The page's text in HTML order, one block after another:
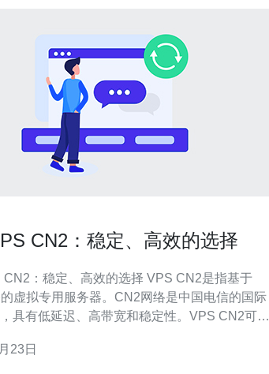
CN2：稳定、高效的选择
稳定、高效的选择 VPS CN2是指基于
虚拟专用服务器。CN2网络是中国电信的国际
具有低延迟、高带宽和稳定性。VPS CN2可以
稳定、高效的选择，有以下几个主要原因： 稳
23日